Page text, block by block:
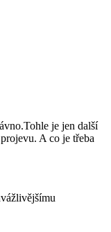
je jen další
A co je třeba